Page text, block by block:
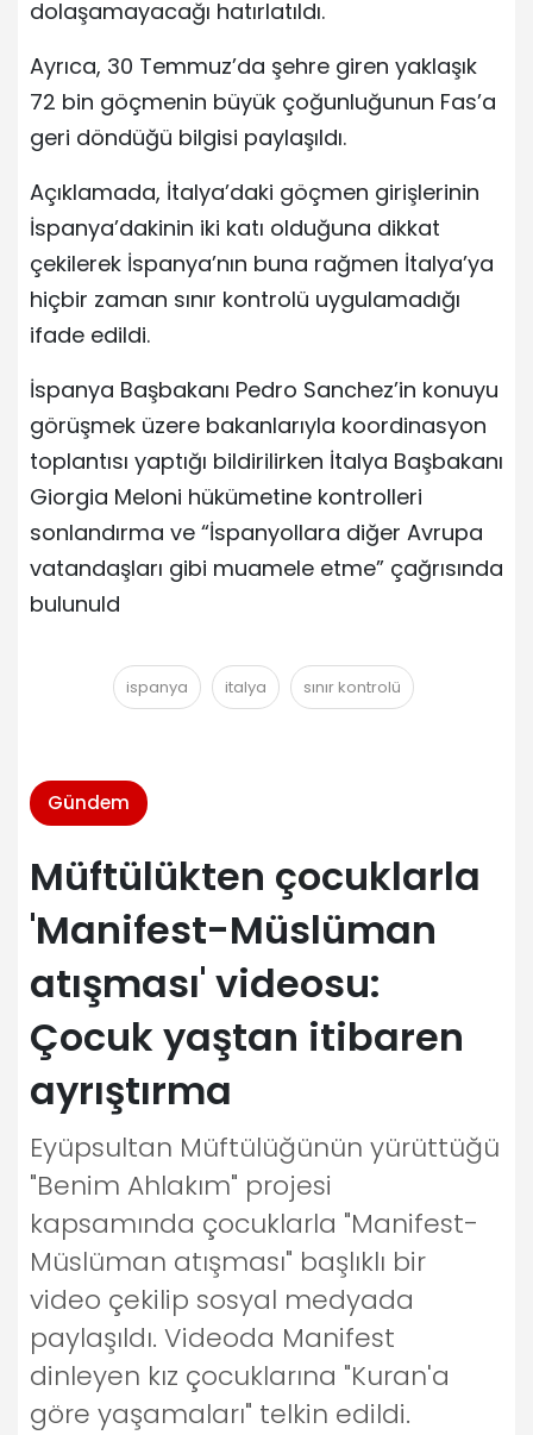
dolaşamayacağı hatırlatıldı.
Ayrıca, 30 Temmuz’da şehre giren yaklaşık
72 bin göçmenin büyük çoğunluğunun Fas’a
geri döndüğü bilgisi paylaşıldı.
Açıklamada, İtalya’daki göçmen girişlerinin
İspanya’dakinin iki katı olduğuna dikkat
çekilerek İspanya’nın buna rağmen İtalya’ya
hiçbir zaman sınır kontrolü uygulamadığı
ifade edildi.
İspanya Başbakanı Pedro Sanchez’in konuyu
görüşmek üzere bakanlarıyla koordinasyon
toplantısı yaptığı bildirilirken İtalya Başbakanı
Giorgia Meloni hükümetine kontrolleri
sonlandırma ve “İspanyollara diğer Avrupa
vatandaşları gibi muamele etme” çağrısında
bulunuld
ispanya italya sınır kontrolü
Gündem
Müftülükten çocuklarla
'Manifest-Müslüman
atışması' videosu:
Çocuk yaştan itibaren
ayrıştırma
Eyüpsultan Müftülüğünün yürüttüğü
"Benim Ahlakım" projesi
kapsamında çocuklarla "Manifest-
Müslüman atışması" başlıklı bir
video çekilip sosyal medyada
paylaşıldı. Videoda Manifest
dinleyen kız çocuklarına "Kuran'a
göre yaşamaları" telkin edildi.